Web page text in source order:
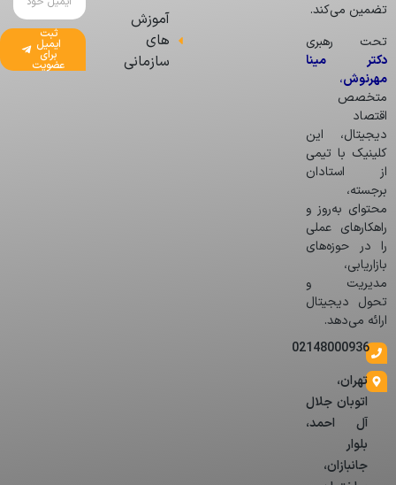
تضمین می‌کند.
تحت رهبری
دکتر مینا
مهرنوش،
متخصص
اقتصاد
دیجیتال، این
کلینیک با تیمی
از استادان
برجسته،
محتوای به‌روز و
راهکارهای عملی
را در حوزه‌های
بازاریابی،
مدیریت و
تحول دیجیتال
ارائه می‌دهد.
02148000936
تهران،
اتوبان جلال
آل احمد،
بلوار
جانبازان،
آموزش
های
سازمانی
ثبت
ایمیل
برای
عضویت